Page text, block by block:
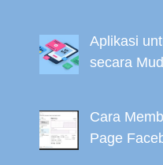
Aplikasi
secara
Cara
Page